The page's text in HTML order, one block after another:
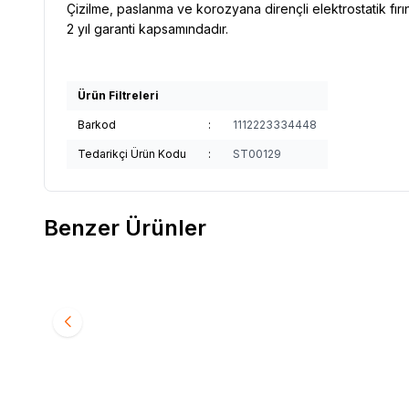
Çizilme, paslanma ve korozyana dirençli elektrostatik fırın
2 yıl garanti kapsamındadır.
Ürün Filtreleri
Barkod : 1112223334448
Tedarikçi Ürün Kodu : ST00129
Benzer Ürünler